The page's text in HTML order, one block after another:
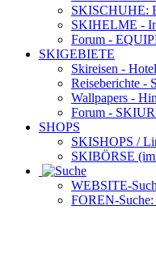
SKISCHUHE:
SKIHELME -
Forum -
SKIGEBIETE
Skireisen -
Reiseberichte -
Wallpapers -
Forum -
SHOPS
SKISHOPS /
SKIBÖRSE
WEBSITE-
FOREN-